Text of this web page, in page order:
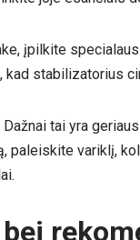
įpilkite
kad stabilizatorius
tai yra
paleiskite variklį,